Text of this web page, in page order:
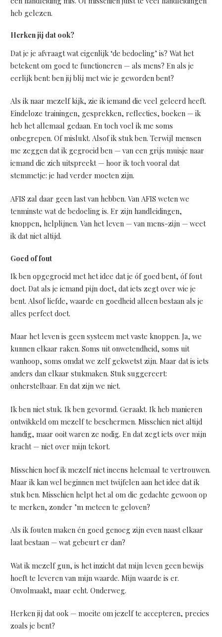
heb gelezen.
Herken jij dat ook?
Dat je je afvraagt wat eigenlijk ‘de bedoeling’ is? Wat het
betekent om goed te functioneren — als mens? En als je
eerlijk bent: ben jij blij met wie je geworden bent?
Als ik naar mezelf kijk, zie ik iemand die veel geleerd heeft.
Eindeloze trainingen, gesprekken, reflecties, boeken — ik
heb het allemaal gedaan. En toch voel ik me soms
onbegrepen. Of mislukt. Alsof ik stuk ben. Terwijl mensen
me zeggen dat ik gegroeid ben — van een grijs muisje naar
iemand die zich uitspreekt — hoor ik toch vooral dat
stemmetje: je had verder moeten zijn.
AFIS zal daar geen last van hebben. Van AFIS weten we
tenminste wat de bedoeling is. Er zijn handleidingen,
knoppen, helplijnen. Van het leven — van mens-zijn — weet
ik dat niet altijd.
Goed of fout
Ik ben opgegroeid met het idee dat je óf goed bent, óf fout
doet. Dat als je iemand pijn doet, dat iets zegt over wie je
bent. Alsof liefde, waarde en goedheid alleen bestaan als je
alles perfect doet.
Maar het leven is geen systeem met vaste knoppen. Ja, we
kunnen elkaar raken. Soms uit onwetendheid, soms uit
wanhoop, soms omdat we zelf gekwetst zijn. Maar dat is iets
anders dan elkaar stukmaken. Stuk suggereert:
onherstelbaar. En dat zijn we niet.
Ik ben niet stuk. Ik ben gevormd. Geraakt. Ik heb manieren
ontwikkeld om mezelf te beschermen. Misschien niet altijd
handig, maar ooit waren ze nodig. En dat zegt iets over mijn
kracht — niet over mijn tekort.
Misschien hoef ik mezelf niet ineens helemaal te vertrouwen.
Maar ik kan wel beginnen met twijfelen aan het idee dat ik
stuk ben. Misschien helpt het al om die gedachte gewoon op
te merken, zonder ’m meteen te geloven?
Als ik fouten maken én goed genoeg zijn even naast elkaar
laat bestaan — wat gebeurt er dan?
Wat ik mezelf gun, is het inzicht dat mijn leven geen bewijs
hoeft te leveren van mijn waarde. Mijn waarde is er.
Onvolmaakt, maar echt. Onderweg.
Herken jij dat ook — moeite om jezelf te accepteren, precies
zoals je bent?